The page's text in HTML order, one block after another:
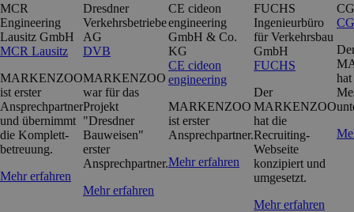
MCR
Engineering
Lausitz GmbH
MCR Lausitz
MARKENZOO
ist erster
Ansprech­partner
und übernimmt
die Komplett­
betreuung.
Mehr erfahren
Dresdner
Verkehrsbetriebe
AG
DVB
MARKENZOO
war für das
Projekt
"Dresdner
Bauweisen"
erster
Ansprechpartner.
Mehr erfahren
CE cideon
engineering
GmbH & Co.
KG
CE cideon
engineering
MARKENZOO
ist erster
Ansprechpartner.
Mehr erfahren
FUCHS
Ingenieurbüro
für Verkehrsbau
GmbH
FUCHS
Der
MARKENZOO
hat die
Recruiting-
Webseite
konzipiert und
umgesetzt.
Mehr erfahren